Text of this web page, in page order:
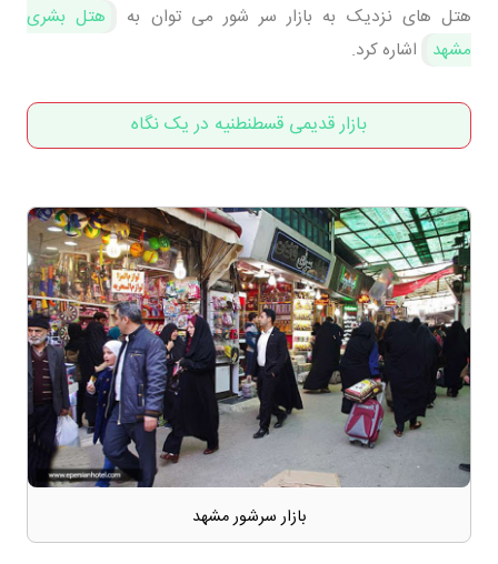
هتل های نزدیک به بازار سر شور می توان به
هتل بشری
مشهد
اشاره کرد.
بازار قدیمی قسطنطنیه در یک نگاه
بازار سرشور مشهد